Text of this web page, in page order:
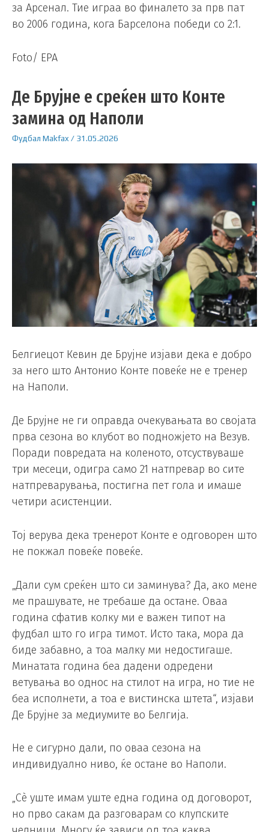
за Арсенал. Тие играа во финалето за прв пат
во 2006 година, кога Барселона победи со 2:1.
Foto/ EPA
Де Брујне е среќен што Конте
замина од Наполи
Фудбал Makfax / 31.05.2026
Белгиецот Кевин де Брујне изјави дека е добро
за него што Антонио Конте повеќе не е тренер
на Наполи.
Де Брујне не ги оправда очекувањата во својата
прва сезона во клубот во подножјето на Везув.
Поради повредата на коленото, отсуствуваше
три месеци, одигра само 21 натпревар во сите
натпреварувања, постигна пет гола и имаше
четири асистенции.
Тој верува дека тренерот Конте е одговорен што
не покжал повеќе повеќе.
„Дали сум среќен што си заминува? Да, ако мене
ме прашувате, не требаше да остане. Оваа
година сфатив колку ми е важен типот на
фудбал што го игра тимот. Исто така, мора да
биде забавно, а тоа малку ми недостигаше.
Минатата година беа дадени одредени
ветувања во однос на стилот на игра, но тие не
беа исполнети, а тоа е вистинска штета“, изјави
Де Брујне за медиумите во Белгија.
Не е сигурно дали, по оваа сезона на
индивидуално ниво, ќе остане во Наполи.
„Сè уште имам уште една година од договорот,
но прво сакам да разговарам со клупските